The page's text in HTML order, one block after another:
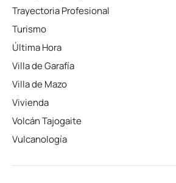
Trayectoria Profesional
Turismo
Última Hora
Villa de Garafía
Villa de Mazo
Vivienda
Volcán Tajogaite
Vulcanología